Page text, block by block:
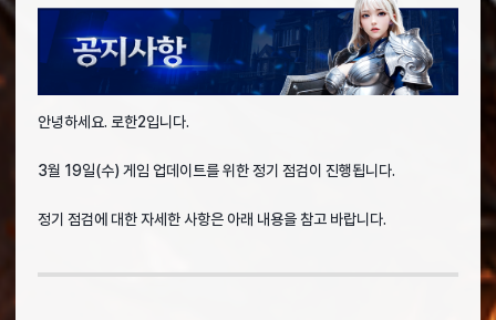
안녕하세요. 로한2입니다.
3월 19일(수) 게임 업데이트를 위한 정기 점검이 진행됩니다.
정기 점검에 대한 자세한 사항은 아래 내용을 참고 바랍니다.